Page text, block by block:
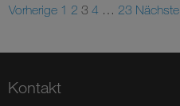
Vorherige 1 2 3 4 … 23 Nächste
Kontakt